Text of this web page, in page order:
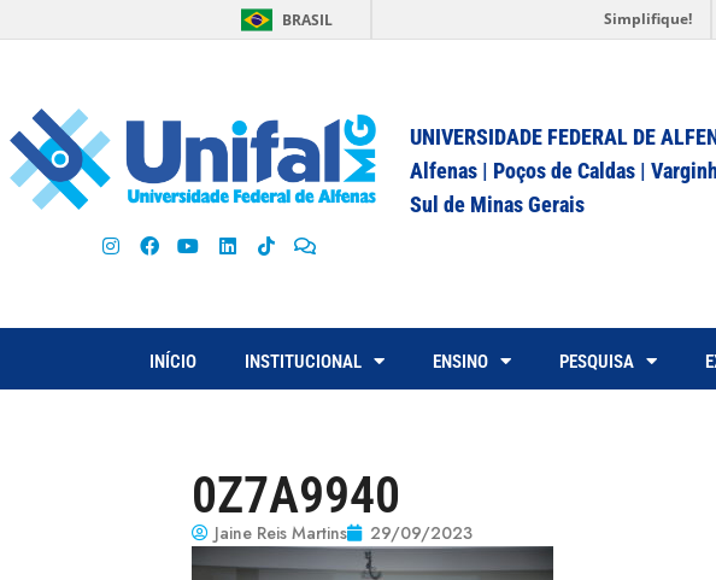
BRASIL Simplifique!
UNIVERSIDADE FEDERAL DE
Alfenas | Poços de Caldas |
Sul de Minas Gerais
INÍCIO INSTITUCIONAL ENSINO PESQUISA
0Z7A9940
Jaine Reis Martins 29/09/2023